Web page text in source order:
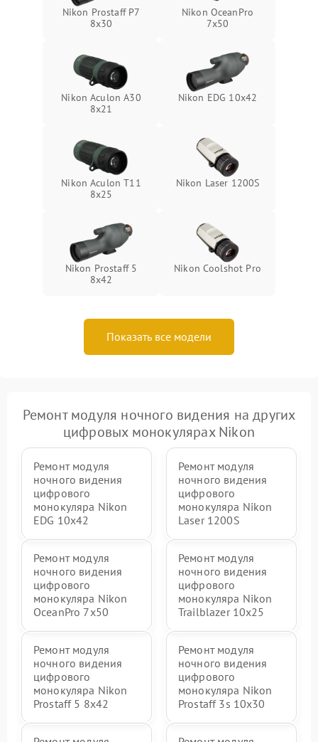
Повреждение печатной
Подробнее →
Неисправность кнопок
Подробнее →
Nikon Prostaff P7
8x30
Nikon OceanPro
7x50
Nikon Aculon A30
8x21
Nikon EDG 10x42
Nikon Aculon T11
8x25
Nikon Laser 1200S
Nikon Prostaff 5
8x42
Nikon Coolshot Pro
Показать все модели
Ремонт модуля ночного видения на других
цифровых монокулярах Nikon
Ремонт модуля
ночного видения
цифрового
монокуляра Nikon
EDG 10x42
Ремонт модуля
ночного видения
цифрового
монокуляра Nikon
Laser 1200S
Ремонт модуля
ночного видения
цифрового
монокуляра Nikon
OceanPro 7x50
Ремонт модуля
ночного видения
цифрового
монокуляра Nikon
Trailblazer 10x25
Ремонт модуля
ночного видения
цифрового
монокуляра Nikon
Prostaff 5 8x42
Ремонт модуля
ночного видения
цифрового
монокуляра Nikon
Prostaff 3s 10x30